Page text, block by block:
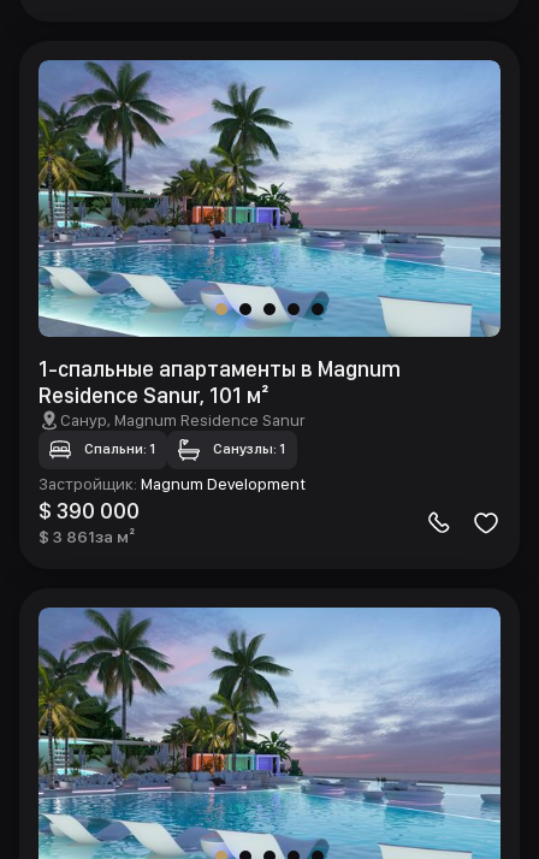
1-спальные апартаменты в Magnum
Residence Sanur, 101 м²
Санур, Magnum Residence Sanur
Спальни: 1 Санузлы: 1
Застройщик: Magnum Development
$ 390 000
$ 3 861за м²